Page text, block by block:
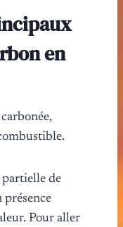
en
de
présence
Pour aller